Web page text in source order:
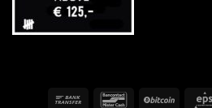
Banküberweisung
BancontactBitCoin